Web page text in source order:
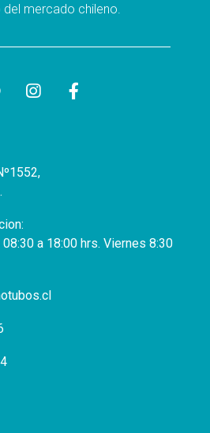
mercado chileno.
a 18:00 hrs. Viernes 8:30